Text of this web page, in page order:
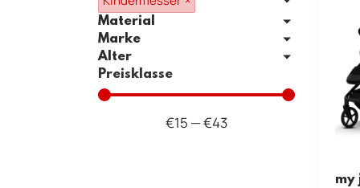
Material
Marke
Alter
Preisklasse
€15 —€43
my